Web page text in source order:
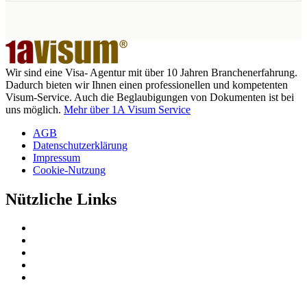
Wir sind eine Visa- Agentur mit über 10 Jahren Branchenerfahrung.
Dadurch bieten wir Ihnen einen professionellen und kompetenten
Visum-Service. Auch die Beglaubigungen von Dokumenten ist bei
uns möglich. Mehr über 1A Visum Service
AGB
Datenschutzerklärung
Impressum
Cookie-Nutzung
Nützliche Links